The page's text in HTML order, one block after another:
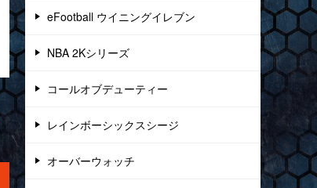
eFootball ウイニングイレブン
NBA 2Kシリーズ
コールオブデューティー
レインボーシックスシージ
オーバーウォッチ